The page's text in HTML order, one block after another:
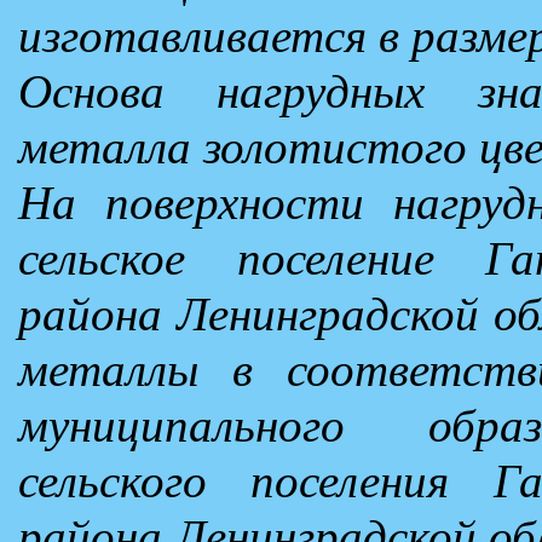
изготавливается в
Основа нагрудных
металла золотистого
На поверхности
сельское поселение
района Ленинградской
металлы в
муниципального
сельского поселения